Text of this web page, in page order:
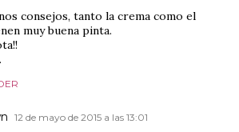
consejos, tanto la crema como el
muy buena pinta.
12 de mayo de 2015 a las 13:01